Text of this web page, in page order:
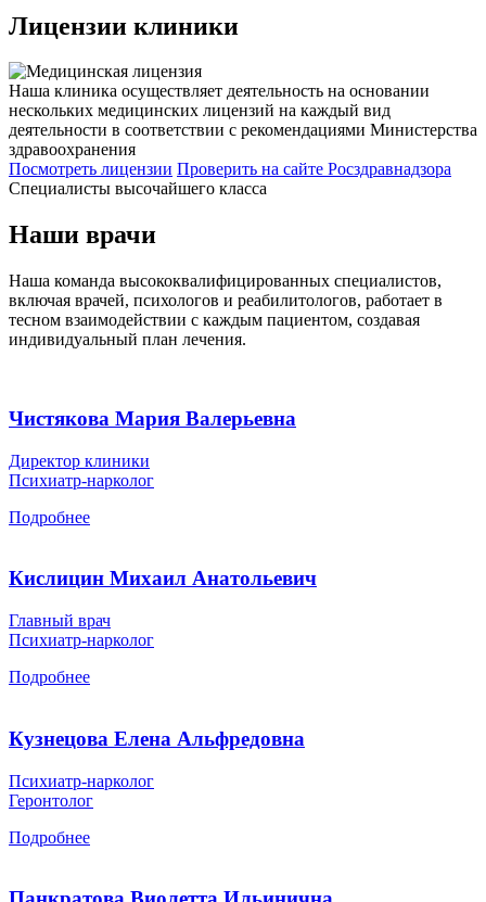
Лицензии клиники
Наша клиника осуществляет деятельность на основании
нескольких медицинских лицензий на каждый вид
деятельности в соответствии с рекомендациями Министерства
здравоохранения
Посмотреть лицензии Проверить на сайте Росздравнадзора
Специалисты высочайшего класса
Наши врачи
Наша команда высококвалифицированных специалистов,
включая врачей, психологов и реабилитологов, работает в
тесном взаимодействии с каждым пациентом, создавая
индивидуальный план лечения.
Чистякова Мария Валерьевна
Директор клиники
Психиатр-нарколог
Подробнее
Кислицин Михаил Анатольевич
Главный врач
Психиатр-нарколог
Подробнее
Кузнецова Елена Альфредовна
Психиатр-нарколог
Геронтолог
Подробнее